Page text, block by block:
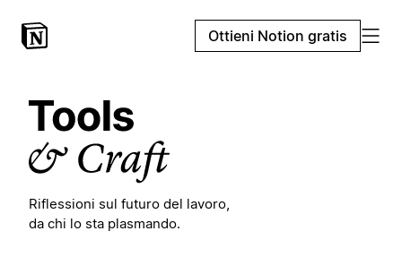
Ottieni Notion gratis
Riflessioni sul futuro del lavoro,
da chi lo sta plasmando.